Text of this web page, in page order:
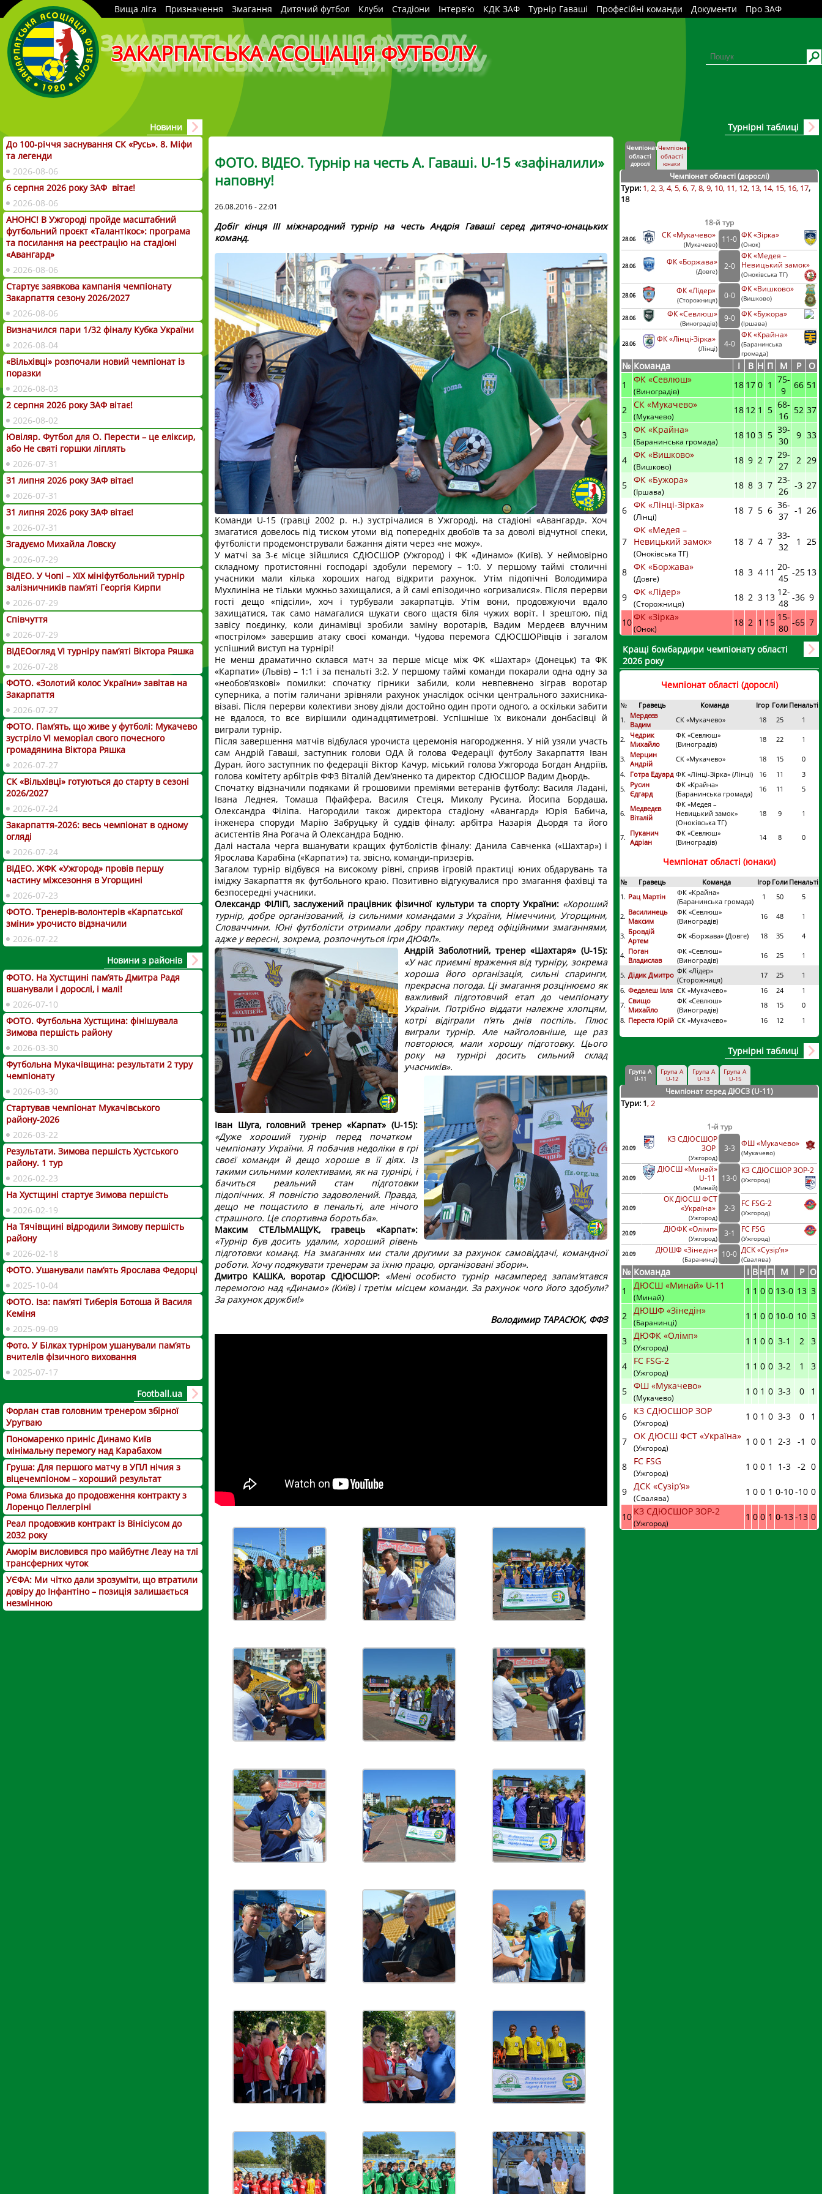
Вища ліга Призначення Змагання Дитячий футбол Клуби Стадіони Інтерв’ю КДК ЗАФ Турнір Гаваші Професійні команди Документи Про ЗАФ
ЗАКАРПАТСЬКА АСОЦІАЦІЯ ФУТБОЛУ
ФОТО. ВІДЕО. Турнір на честь А. Гаваші. U-15 «зафіналили»
наповну!
26.08.2016 - 22:01
Добіг кінця ІІІ міжнародний турнір на честь Андрія Гаваші серед дитячо-юнацьких
команд.
Команди U-15 (гравці 2002 р. н.) зустрічалися в Ужгороді, на стадіоні «Авангард». Хоч
змагатися довелось під тиском утоми від попередніх двобоїв та за доволі відчутної спеки,
футболісти продемонстрували бажання діяти через «не можу».
У матчі за 3-є місце зійшлися СДЮСШОР (Ужгород) і ФК «Динамо» (Київ). У неймовірно
складному протистоянні господарі здобули перемогу – 1:0. У першому таймі столичні
учасники мали кілька хороших нагод відкрити рахунок. Утім підопічні Володимира
Мухлиніна не тільки мужньо захищалися, а й самі епізодично «огризалися». Після перерви
гості дещо «підсіли», хоч і турбували закарпатців. Утім вони, продовжуючи вдало
захищатися, так само намагалися шукати свого щастя біля чужих воріт. І зрештою, під
завісу поєдинку, коли динамівці зробили заміну воротарів, Вадим Мердеєв влучним
«пострілом» завершив атаку своєї команди. Чудова перемога СДЮСШОРівців і загалом
успішний виступ на турнірі!
Не менш драматично склався матч за перше місце між ФК «Шахтар» (Донецьк) та ФК
«Карпати» (Львів) – 1:1 і за пенальті 3:2. У першому таймі команди покарали одна одну за
«необов’язкові» помилки: спочатку гірники забили, коли невпевнено зіграв воротар
суперника, а потім галичани зрівняли рахунок унаслідок осічки центрального захисника-
візаві. Після перерви колективи знову діяли достойно один проти одного, а оскільки забити
не вдалося, то все вирішили одинадцятиметрові. Успішніше їх виконали донбасівці й
виграли турнір.
Після завершення матчів відбулася урочиста церемонія нагородження. У ній узяли участь
сам Андрій Гаваші, заступник голови ОДА й голова Федерації футболу Закарпаття Іван
Дуран, його заступник по федерації Віктор Качур, міський голова Ужгорода Богдан Андріїв,
голова комітету арбітрів ФФЗ Віталій Дем’яненко та директор СДЮСШОР Вадим Дьордь.
Спочатку відзначили подяками й грошовими преміями ветеранів футболу: Василя Ладані,
Івана Леднея, Томаша Пфайфера, Василя Стеця, Миколу Русина, Йосипа Бордаша,
Олександра Філіпа. Нагородили також директора стадіону «Авангард» Юрія Бабича,
інженера споруди Марію Забруцьку й суддів фіналу: арбітра Назарія Дьордя та його
асистентів Яна Рогача й Олександра Бодню.
Далі настала черга вшанувати кращих футболістів фіналу: Данила Савченка («Шахтар») і
Ярослава Карабіна («Карпати») та, звісно, команди-призерів.
Загалом турнір відбувся на високому рівні, сприяв ігровій практиці юних обдарувань та
іміджу Закарпаття як футбольного краю. Позитивно відгукувалися про змагання фахівці та
безпосередні учасники.
Олександр ФІЛІП, заслужений працівник фізичної культури та спорту України: «Хороший
турнір, добре організований, із сильними командами з України, Німеччини, Угорщини,
Словаччини. Юні футболісти отримали добру практику перед офіційними змаганнями,
адже у вересні, зокрема, розпочнуться ігри ДЮФЛ».
Андрій Заболотний, тренер «Шахтаря» (U-15):
«У нас приємні враження від турніру, зокрема
хороша його організація, сильні спаринги,
прекрасна погода. Ці змагання розцінюємо як
важливий підготовчий етап до чемпіонату
України. Потрібно віддати належне хлопцям,
котрі відіграли п’ять днів поспіль. Плюс
виграли турнір. Але найголовніше, ще раз
повторюся, мали хорошу підготовку. Цього
року на турнірі досить сильний склад
учасників».
Іван Шуга, головний тренер «Карпат» (U-15):
«Дуже хороший турнір перед початком
чемпіонату України. Я побачив недоліки в грі
своєї команди й дещо хороше в її діях. Із
такими сильними колективами, як на турнірі, і
бачиться реальний стан підготовки
підопічних. Я повністю задоволений. Правда,
дещо не пощастило в пенальті, але нічого
страшного. Це спортивна боротьба».
Максим СТЕЛЬМАЩУК, гравець «Карпат»:
«Турнір був досить удалим, хороший рівень
підготовки команд. На змаганнях ми стали другими за рахунок самовіддачі, командної
роботи. Хочу подякувати тренерам за їхню працю, організовані збори».
Дмитро КАШКА, воротар СДЮСШОР: «Мені особисто турнір насамперед запам’ятався
перемогою над «Динамо» (Київ) і третім місцем команди. За рахунок чого його здобули?
За рахунок дружби!»
Володимир ТАРАСЮК, ФФЗ
Новини
До 100-річчя заснування СК «Русь». 8. Міфи
та легенди
2026-08-06
6 серпня 2026 року ЗАФ вітає!
2026-08-06
АНОНС! В Ужгороді пройде масштабний
футбольний проєкт «Талантікос»: програма
та посилання на реєстрацію на стадіоні
«Авангард»
2026-08-06
Стартує заявкова кампанія чемпіонату
Закарпаття сезону 2026/2027
2026-08-06
Визначился пари 1/32 фіналу Кубка України
2026-08-04
«Вільхівці» розпочали новий чемпіонат із
поразки
2026-08-03
2 серпня 2026 року ЗАФ вітає!
2026-08-02
Ювіляр. Футбол для О. Перести – це еліксир,
або Не святі горшки ліплять
2026-07-31
31 липня 2026 року ЗАФ вітає!
2026-07-31
31 липня 2026 року ЗАФ вітає!
2026-07-31
Згадуємо Михайла Ловску
2026-07-29
ВІДЕО. У Чопі – ХІХ мініфутбольний турнір
залізничників пам’яті Георгія Кирпи
2026-07-29
Співчуття
2026-07-29
ВІДЕОогляд VІ турніру пам’яті Віктора Ряшка
2026-07-28
ФОТО. «Золотий колос України» завітав на
Закарпаття
2026-07-27
ФОТО. Пам’ять, що живе у футболі: Мукачево
зустріло VI меморіал свого почесного
громадянина Віктора Ряшка
2026-07-27
СК «Вільхівці» готуються до старту в сезоні
2026/2027
2026-07-24
Закарпаття-2026: весь чемпіонат в одному
огляді
2026-07-24
ВІДЕО. ЖФК «Ужгород» провів першу
частину міжсезоння в Угорщині
2026-07-23
ФОТО. Тренерів-волонтерів «Карпатської
зміни» урочисто відзначили
2026-07-22
Новини з районів
ФОТО. На Хустщині пам’ять Дмитра Радя
вшанували і дорослі, і малі!
2026-07-10
ФОТО. Футбольна Хустщина: фінішувала
Зимова першість району
2026-03-30
Футбольна Мукачівщина: результати 2 туру
чемпіонату
2026-03-30
Стартував чемпіонат Мукачівського
району-2026
2026-03-22
Результати. Зимова першість Хустського
району. 1 тур
2026-02-23
На Хустщині стартує Зимова першість
2026-02-19
На Тячівщині відродили Зимову першість
району
2026-02-18
ФОТО. Ушанували пам’ять Ярослава Федорці
2025-10-04
ФОТО. Іза: пам’яті Тиберія Ботоша й Василя
Кеміня
2025-09-09
Фото. У Білках турніром ушанували пам’ять
вчителів фізичного виховання
2025-07-17
Football.ua
Форлан став головним тренером збірної
Уругваю
Пономаренко приніс Динамо Київ
мінімальну перемогу над Карабахом
Груша: Для першого матчу в УПЛ нічия з
віцечемпіоном – хороший результат
Рома близька до продовження контракту з
Лоренцо Пеллегріні
Реал продовжив контракт із Вінісіусом до
2032 року
Аморім висловився про майбутнє Леау на тлі
трансферних чуток
УЄФА: Ми чітко дали зрозуміти, що втратили
довіру до Інфантіно – позиція залишається
незмінною
Турнірні таблиці
Чемпіонат
області
дорослі
Чемпіонат
області
юнаки
Чемпіонат області (дорослі)
Тури: 1 2 3 4 5 6 7 8 9 10 11 12 13 14 15 16 17
18
18-й тур
28.06 СК «Мукачево»
(Мукачево)
11-0 ФК «Зірка»
(Онок)
28.06 ФК «Боржава»
(Довге)
2-0
ФК «Медея –
Невицький замок»
(Оноківська ТГ)
28.06
ФК «Лідер»
(Сторожниця)
0-0
ФК «Вишково»
(Вишково)
28.06 ФК «Севлюш»
(Виноградів)
9-0 ФК «Бужора»
(Іршава)
28.06
ФК «Лінці-Зірка»
(Лінці)
4-0
ФК «Крайна»
(Баранинська
громада)
№ Команда I В Н П М Р
О
1
ФК «Севлюш»
(Виноградів)
18 17 0 1 75-
9
66 51
2 СК «Мукачево»
(Мукачево)
18 12 1 5 68-
16
52 37
3 ФК «Крайна»
(Баранинська громада)
18 10 3 5 39-
30
9 33
4 ФК «Вишково»
(Вишково)
18 9 2 7 29-
27
2 29
5 ФК «Бужора»
(Іршава)
18 8 3 7 23-
26
-3 27
6 ФК «Лінці-Зірка»
(Лінці)
18 7 5 6 36-
37
-1 26
7
ФК «Медея –
Невицький замок»
(Оноківська ТГ)
18 7 4 7
33-
32
1 25
8 ФК «Боржава»
(Довге)
18 3 4 11 20-
45
-25 13
9 ФК «Лідер»
(Сторожниця)
18 2 3 13 12-
48
-36 9
10ФК «Зірка»
(Онок)
18 2 1 15 15-
80
-65 7
Кращі бомбардири чемпіонату області
2026 року
Чемпіонат області (дорослі)
№ Гравець Команда Ігор Голи Пенальті
1. Мердєєв
Вадим
СК «Мукачево» 18 25 1
2. Чедрик
Михайло
ФК «Севлюш»
(Виноградів)
18 22 1
3. Мерцин
Андрій
СК «Мукачево» 18 15
0
4. Готра Едуард ФК «Лінці-Зірка» (Лінці) 16 11
3
5. Русин
Єдгард
ФК «Крайна»
(Баранинська громада)
16 11 5
6.
Медведєв
Віталій
ФК «Медея –
Невицький замок»
(Оноківська ТГ)
18 9 1
7. Пуканич
Адріан
ФК «Севлюш»
(Виноградів)
14 8 0
Чемпіонат області (юнаки)
№ Гравець Команда Ігор Голи Пенальті
1. Рац Мартін
ФК «Крайна»
(Баранинська громада)
1 50 5
2. Василинець
Максим
ФК «Севлюш»
(Виноградів)
16 48 1
3. Бровдій
Артем
ФК «Боржава» (Довге) 18 35 4
4. Поган
Владислав
ФК «Севлюш»
(Виноградів)
16 25 1
5. Дідик Дмитро ФК «Лідер»
(Сторожниця)
17 25
1
6. Феделеш Ілля СК «Мукачево» 16 24
1
7. Свищо
Михайло
ФК «Севлюш»
(Виноградів)
18 15
0
8. Переста Юрій СК «Мукачево» 16 12 1
Турнірні таблиці
Група А
U-11
Група А
U-12
Група А
U-13
Група А
U-15
Чемпіонат серед ДЮСЗ (U-11)
Тури: 1 2
1-й тур
20.09
КЗ СДЮСШОР
ЗОР
(Ужгород)
3-3
ФШ «Мукачево»
(Мукачево)
20.09
ДЮСШ «Минай»
U-11
(Минай)
13-0
КЗ СДЮСШОР ЗОР-2
(Ужгород)
20.09
ОК ДЮСШ ФСТ
«Україна»
(Ужгород)
2-3
FC FSG-2
(Ужгород)
20.09 ДЮФК «Олімп»
(Ужгород)
3-1 FC FSG
(Ужгород)
20.09
ДЮШФ «Зінедін»
(Баранинці)
10-0 ДСК «Сузір’я»
(Свалява)
№ Команда I В Н П М Р О
1
ДЮСШ «Минай» U-11
(Минай)
1 1 0 0 13-0 13 3
2 ДЮШФ «Зінедін»
(Баранинці)
1 1 0 0 10-0 10 3
3 ДЮФК «Олімп»
(Ужгород)
1 1 0 0 3-1 2 3
4 FC FSG-2
(Ужгород)
1 1 0 0 3-2 1 3
5 ФШ «Мукачево»
(Мукачево)
1 0 1 0 3-3 0 1
6 КЗ СДЮСШОР ЗОР
(Ужгород)
1 0 1 0 3-3 0 1
7 ОК ДЮСШ ФСТ «Україна»
(Ужгород)
1 0 0 1 2-3 -1 0
8 FC FSG
(Ужгород)
1 0 0 1 1-3 -2 0
9 ДСК «Сузір’я»
(Свалява)
1 0 0 1 0-10-10 0
10 КЗ СДЮСШОР ЗОР-2
(Ужгород)
1 0 0 1 0-13-13 0